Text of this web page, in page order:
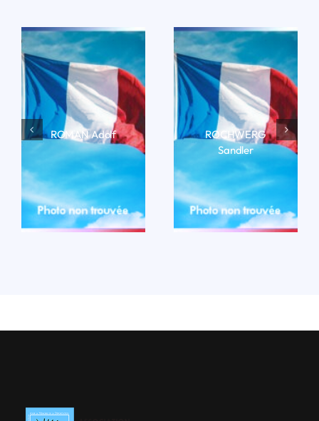
ROMAN Adolf
LIRE LA BIO
ROCHWERG
Sandler
LIRE LA BIO